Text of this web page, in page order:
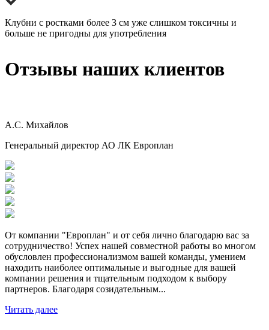
Клубни с ростками более 3 см уже слишком токсичны и
больше не пригодны для употребления
Отзывы наших клиентов
А.С. Михайлов
Генеральный директор АО ЛК Европлан
От компании "Европлан" и от себя лично благодарю вас за
сотрудничество! Успех нашей совместной работы во многом
обусловлен профессионализмом вашей команды, умением
находить наиболее оптимальные и выгодные для вашей
компании решения и тщательным подходом к выбору
партнеров. Благодаря созидательным...
Читать далее